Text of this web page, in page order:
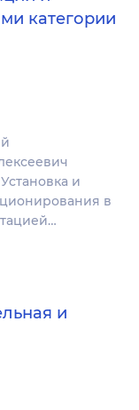
категории
и
в
и